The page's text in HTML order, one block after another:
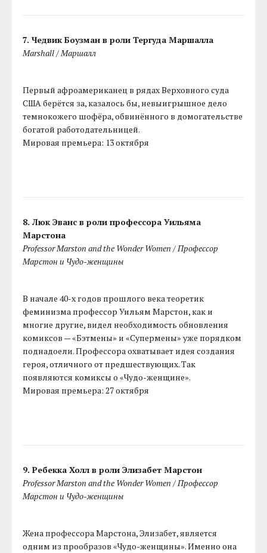
7. Чедвик Боузман в роли Тергуда Маршалла
Marshall / Маршалл
Первый афроамериканец в рядах Верховного суда
США берётся за, казалось бы, невыигрышное дело
темнокожего шофёра, обвинённого в домогательстве
богатой работодательницей.
Мировая премьера: 13 октября
8. Люк Эванс в роли профессора Уильяма
Марстона
Professor Marston and the Wonder Women / Профессор
Марстон и Чудо-женщины
В начале 40-х годов прошлого века теоретик
феминизма профессор Уильям Марстон, как и
многие другие, видел необходимость обновления
комиксов — «Бэтмены» и «Супермены» уже порядком
поднадоели. Профессора охватывает идея создания
героя, отличного от предшествующих. Так
появляются комиксы о «Чудо-женщине».
Мировая премьера: 27 октября
9. Ребекка Холл в роли Элизабет Марстон
Professor Marston and the Wonder Women / Профессор
Марстон и Чудо-женщины
Жена профессора Марстона, Элизабет, является
одним из прообразов «Чудо-женщины». Именно она